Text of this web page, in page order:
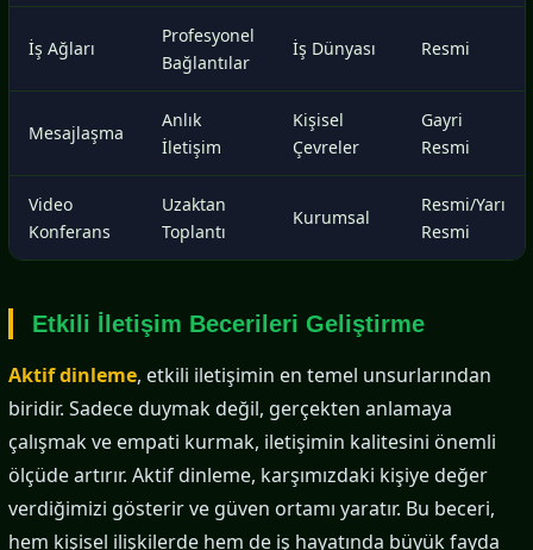
İş Ağları
Profesyonel
Bağlantılar
İş Dünyası Resmi
Mesajlaşma
Anlık
İletişim
Kişisel
Çevreler
Gayri
Resmi
Video
Konferans
Uzaktan
Toplantı
Kurumsal
Resmi/Yarı
Resmi
Etkili İletişim Becerileri Geliştirme
Aktif dinleme, etkili iletişimin en temel unsurlarından
biridir. Sadece duymak değil, gerçekten anlamaya
çalışmak ve empati kurmak, iletişimin kalitesini önemli
ölçüde artırır. Aktif dinleme, karşımızdaki kişiye değer
verdiğimizi gösterir ve güven ortamı yaratır. Bu beceri,
hem kişisel ilişkilerde hem de iş hayatında büyük fayda